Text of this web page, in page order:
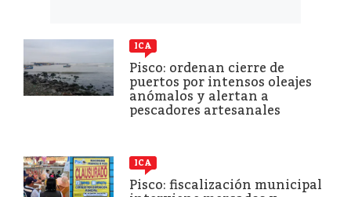
ICA
Pisco: ordenan cierre de
puertos por intensos oleajes
anómalos y alertan a
pescadores artesanales
ICA
Pisco: fiscalización municipal